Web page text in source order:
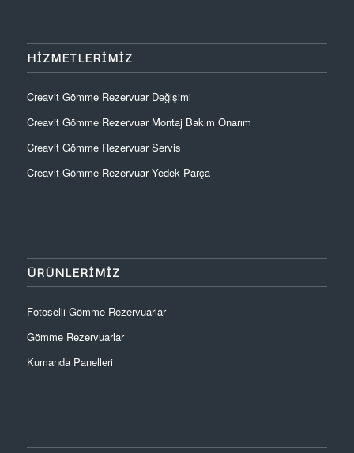
HIZMETLERIMIZ
Creavit Gömme Rezervuar Değişimi
Creavit Gömme Rezervuar Montaj Bakım Onarım
Creavit Gömme Rezervuar Servis
Creavit Gömme Rezervuar Yedek Parça
ÜRÜNLERIMIZ
Fotoselli Gömme Rezervuarlar
Gömme Rezervuarlar
Kumanda Panelleri